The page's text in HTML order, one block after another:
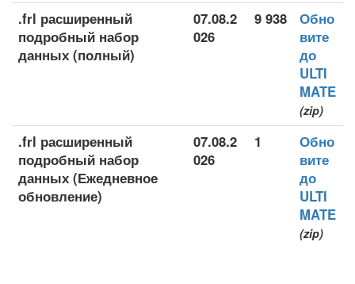
.frl расширенный
подробный набор
данных (полный)
07.08.2
026
9 938
Обно
вите
до
ULTI
MATE
(zip)
.frl расширенный
подробный набор
данных (Ежедневное
обновление)
07.08.2
026
1
Обно
вите
до
ULTI
MATE
(zip)